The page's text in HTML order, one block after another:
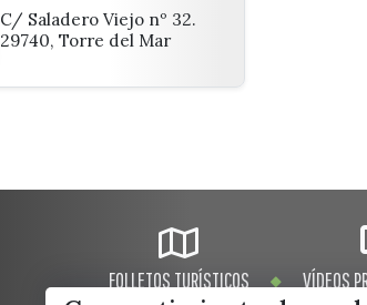
C/ Saladero Viejo nº 32.
29740, Torre del Mar
FOLLETOS TURÍSTICOS VÍDEOS